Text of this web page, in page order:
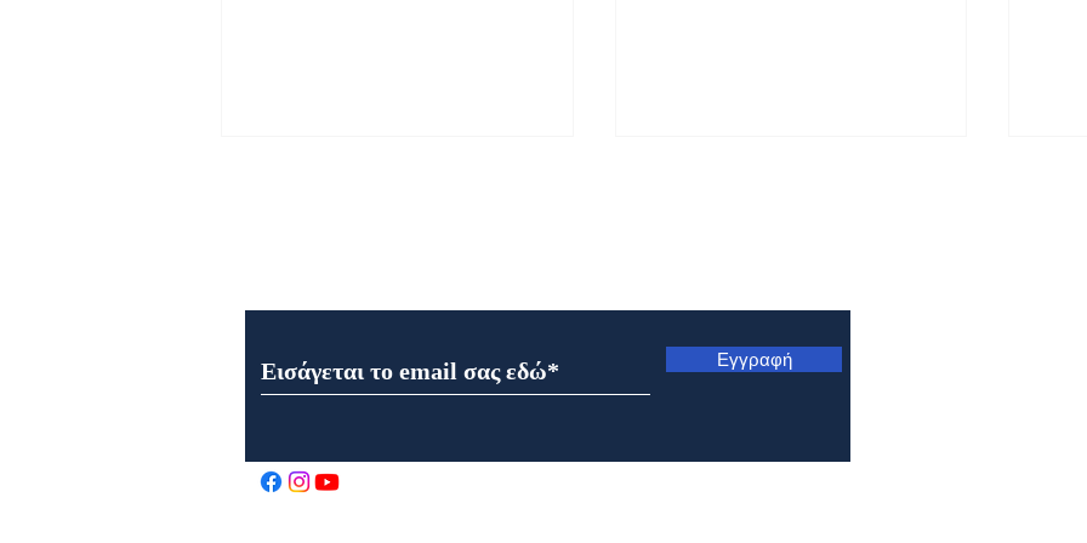
Εορτολόγιο 7 Αυγούστου
2026
Εορτολόγιο 6 Αυγούστου
2026
Εγγραφή